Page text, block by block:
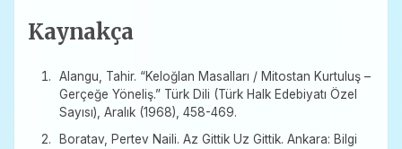
Kaynakça
Alangu, Tahir. “Keloğlan Masalları / Mitostan Kurtuluş –
Gerçeğe Yöneliş.” Türk Dili (Türk Halk Edebiyatı Özel
Sayısı), Aralık (1968), 458-469.
Boratav, Pertev Naili. Az Gittik Uz Gittik. Ankara: Bilgi